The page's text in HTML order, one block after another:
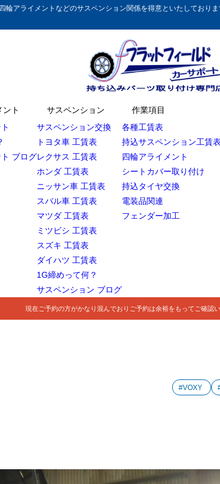
アライメントなどのサスペンション関係を得意といたしており
ント
ブログ
サスペンション
サスペンション交換
トヨタ車 工賃表
レクサス 工賃表
ホンダ 工賃表
ニッサン車 工賃表
スバル車 工賃表
マツダ 工賃表
ミツビシ 工賃表
スズキ 工賃表
ダイハツ 工賃表
1G締めって何？
サスペンション ブログ
作業項目
各種工賃表
持込サスペンション工賃
四輪アライメント
シートカバー取り付け
持込タイヤ交換
電装品関連
フェンダー加工
現在ご予約の方がかなり混んでおりご予約は余裕をもってご確認
#VOXY